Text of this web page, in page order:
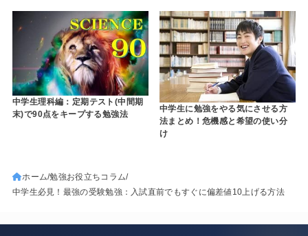
中学生理科編：定期テスト(中間期
末)で90点をキープする勉強法
中学生に勉強をやる気にさせる方
法まとめ！危機感と希望の使い分
け
ホーム 勉強お役立ちコラム
中学生必見！最強の受験勉強：入試直前でもすぐに偏差値10上げる方法